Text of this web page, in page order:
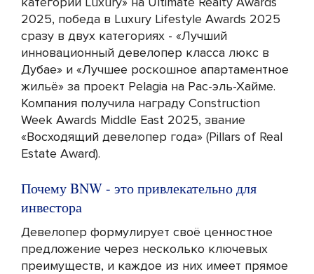
2025, победа в Luxury Lifestyle Awards 2025
сразу в двух категориях - «Лучший
инновационный девелопер класса люкс в
Дубае» и «Лучшее роскошное апартаментное
жильё» за проект Pelagia на Рас-эль-Хайме.
Компания получила награду Construction
Week Awards Middle East 2025, звание
«Восходящий девелопер года» (Pillars of Real
Estate Award).
Почему BNW - это привлекательно для
инвестора
Девелопер формулирует своё ценностное
предложение через несколько ключевых
преимуществ, и каждое из них имеет прямое